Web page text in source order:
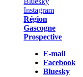
Région
Gascogne
Prospective
E-mail
Facebook
Bluesky